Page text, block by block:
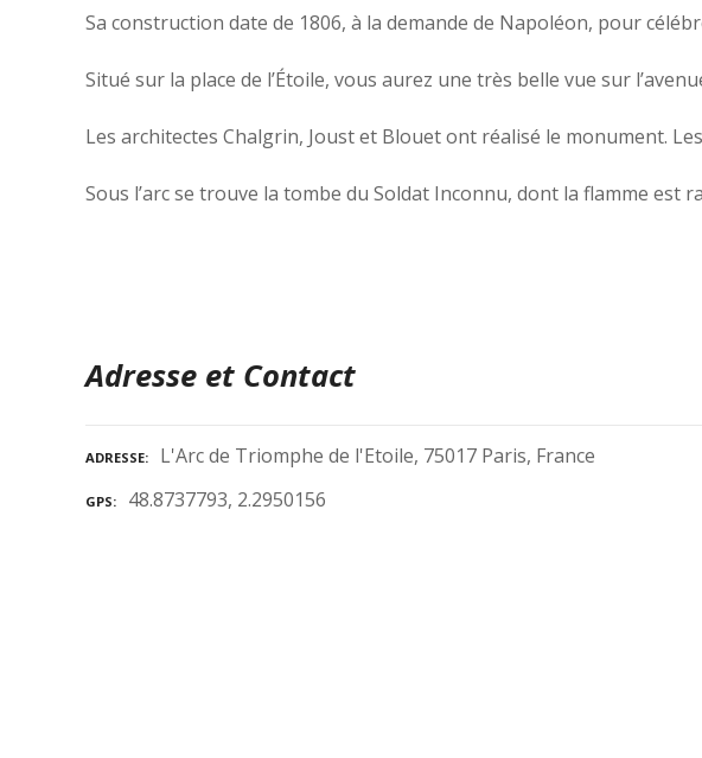
Sa construction date de 1806, à la demande de Napoléon, pour
Situé sur la place de l’Étoile, vous aurez une très belle vue sur
Les architectes Chalgrin, Joust et Blouet ont réalisé le monument.
Sous l’arc se trouve la tombe du Soldat Inconnu, dont la flamme est
Adresse et Contact
ADRESSE L'Arc de Triomphe de l'Etoile, 75017 Paris, France
GPS 48.8737793, 2.2950156